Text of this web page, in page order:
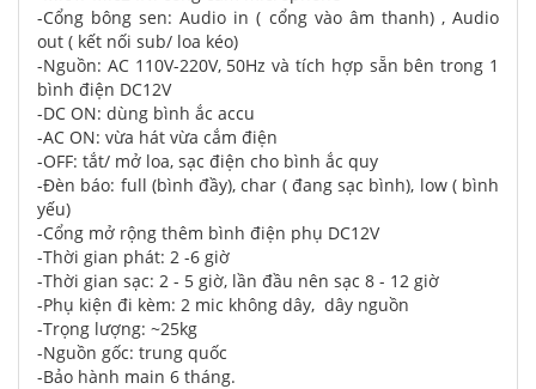
-Cổng bông sen: Audio in ( cổng vào âm thanh) , Audio
out ( kết nối sub/ loa kéo)
-Nguồn: AC 110V-220V, 50Hz và tích hợp sẵn bên trong 1
bình điện DC12V
-DC ON: dùng bình ắc accu
-AC ON: vừa hát vừa cắm điện
-OFF: tắt/ mở loa, sạc điện cho bình ắc quy
-Đèn báo: full (bình đầy), char ( đang sạc bình), low ( bình
yếu)
-Cổng mở rộng thêm bình điện phụ DC12V
-Thời gian phát: 2 -6 giờ
-Thời gian sạc: 2 - 5 giờ, lần đầu nên sạc 8 - 12 giờ
-Phụ kiện đi kèm: 2 mic không dây, dây nguồn
-Trọng lượng: ~25kg
-Nguồn gốc: trung quốc
-Bảo hành main 6 tháng.